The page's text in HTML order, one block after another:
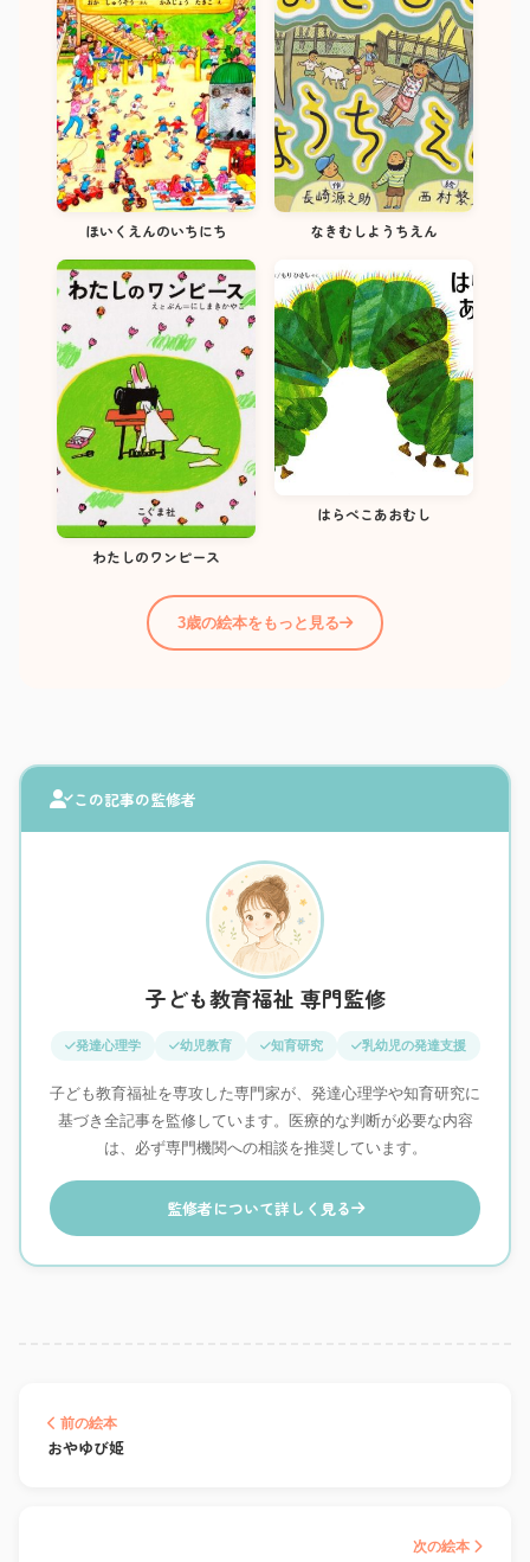
ほいくえんのいちにち なきむしようちえん
わたしのワンピース
はらぺこあおむし
3歳の絵本をもっと見る
この記事の監修者
子ども教育福祉 専門監修
発達心理学 幼児教育 知育研究 乳幼児の発達支援
子ども教育福祉を専攻した専門家が、発達心理学や知育研究に
基づき全記事を監修しています。医療的な判断が必要な内容
は、必ず専門機関への相談を推奨しています。
監修者について詳しく見る
前の絵本
おやゆび姫
次の絵本